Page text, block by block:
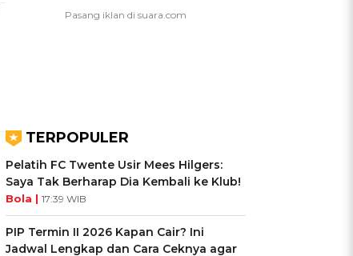
TERPOPULER
Pelatih FC Twente Usir Mees Hilgers:
Saya Tak Berharap Dia Kembali ke Klub!
Bola | 17:39 WIB
PIP Termin II 2026 Kapan Cair? Ini
Jadwal Lengkap dan Cara Ceknya agar